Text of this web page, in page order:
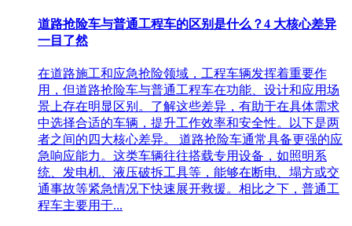
道路抢险车与普通工程车的区别是什么？4 大核心差异
一目了然
在道路施工和应急抢险领域，工程车辆发挥着重要作
用，但道路抢险车与普通工程车在功能、设计和应用场
景上存在明显区别。了解这些差异，有助于在具体需求
中选择合适的车辆，提升工作效率和安全性。以下是两
者之间的四大核心差异。 道路抢险车通常具备更强的应
急响应能力。这类车辆往往搭载专用设备，如照明系
统、发电机、液压破拆工具等，能够在断电、塌方或交
通事故等紧急情况下快速展开救援。相比之下，普通工
程车主要用于...